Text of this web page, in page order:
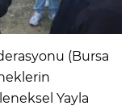
(Bursa
Yayla